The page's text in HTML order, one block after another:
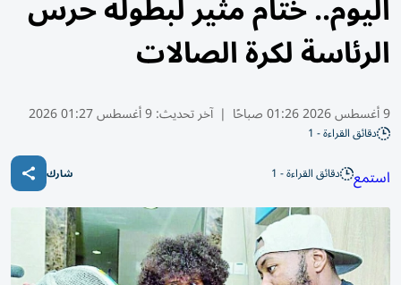
الرئاسة لكرة الصالات
9 أغسطس 2026 01:26 صباحًا | آخر تحديث:9 أغسطس 01:27 2026
دقائق القراءة - 1
استمع دقائق القراءة - 1 شارك